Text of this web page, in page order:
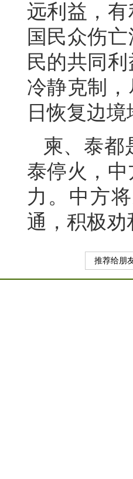
远利益，
国民众伤
民的共同
冷静克制
日恢复边
柬、泰都
泰停火，
力。中方
通，积极
推荐给朋